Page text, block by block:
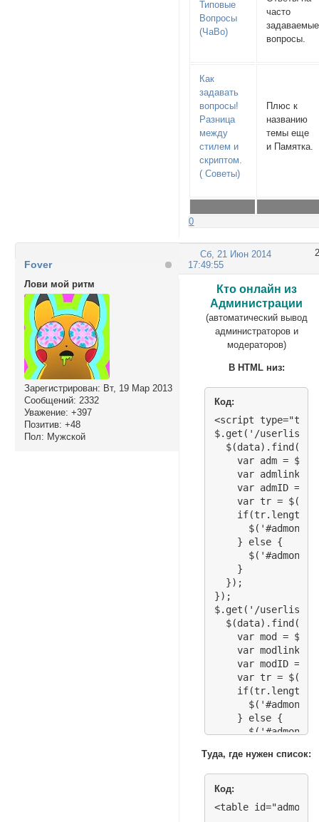
Типовые
Вопросы
(ЧаВо)
часто
задаваемые
вопросы.
Как
задавать
вопросы!
Разница
между
стилем и
скриптом.
( Советы)
Плюс к
названию
темы еще
и Памятка.
0
2
Сб, 21 Июн 2014
17:49:55
Fover
Лови мой ритм
Зарегистрирован: Вт, 19 Мар 2013
Сообщений: 2332
Уважение: +397
Позитив: +48
Пол: Мужской
Кто онлайн из
Администрации
(автоматический вывод
администраторов и
модераторов)
В HTML низ:
Код:
<script
$.get('/
var adm =
var admlink =
var admID =
var tr =
if(tr.length)
    } else {
    }
  });
});
$.get('/
var mod =
var modlink =
var modID =
var tr =
if(tr.length)
    } else {
  });
});
</script>
Туда, где нужен список:
Код:
<table